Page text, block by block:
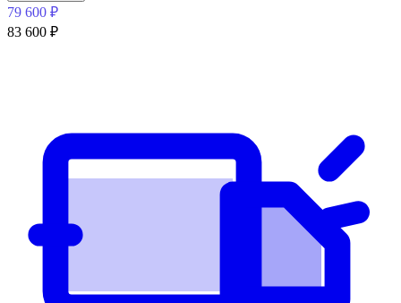
79 600 ₽
83 600 ₽